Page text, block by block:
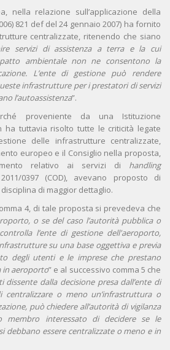
nella relazione sull’applicazione della
821 def del 24 gennaio 2007) ha fornito
centralizzate, ritenendo che siano
servizi di assistenza a terra e la cui
ambientale non ne consentono la
L’ente di gestione può rendere
infrastrutture per i prestatori di servizi
l’autoassistenza”.
proveniente da una Istituzione
ha tuttavia risolto tutte le criticità legate
delle infrastrutture centralizzate,
europeo e il Consiglio nella proposta,
relativo ai servizi di handling
0397 (COD), avevano proposto di
di maggior dettaglio.
4, di tale proposta si prevedeva che
o se del caso l’autorità pubblica o
l’ente di gestione dell'aeroporto,
su una base oggettiva e previa
degli utenti e le imprese che prestano
in aeroporto” e al successivo comma 5 che
dalla decisione presa dall’ente di
centralizzare o meno un’infrastruttura o
può chiedere all’autorità di vigilanza
membro interessato di decidere se le
debbano essere centralizzate o meno e in